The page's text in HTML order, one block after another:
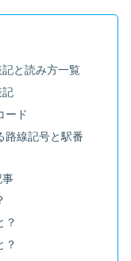
記と読み方一覧
記
ード
路線記号と駅番
事
？
？